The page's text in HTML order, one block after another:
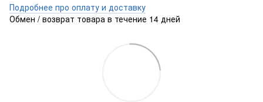
Подробнее про оплату и доставку
Обмен / возврат товара в течение 14 дней